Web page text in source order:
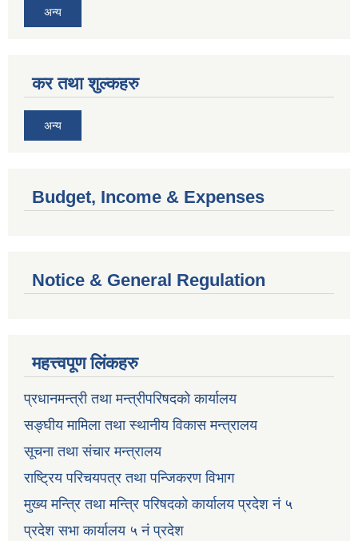
अन्य
कर तथा शुल्कहरु
अन्य
Budget, Income & Expenses
Notice & General Regulation
महत्त्वपूण लिंकहरु
प्रधानमन्त्री तथा मन्त्रीपरिषदको कार्यालय
सङ्घीय मामिला तथा स्थानीय विकास मन्त्रालय
सूचना तथा संचार मन्त्रालय
राष्ट्रिय परिचयपत्र तथा पन्जिकरण विभाग
मुख्य मन्त्रि तथा मन्त्रि परिषदको कार्यालय प्रदेश नं ५
प्रदेश सभा कार्यालय ५ नं प्रदेश